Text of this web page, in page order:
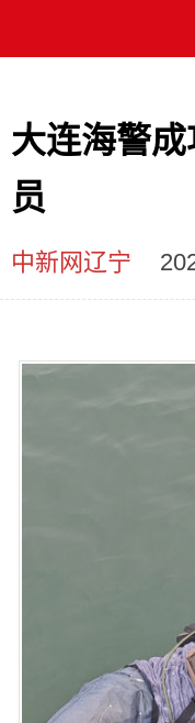
大连海警
员
中新网辽宁